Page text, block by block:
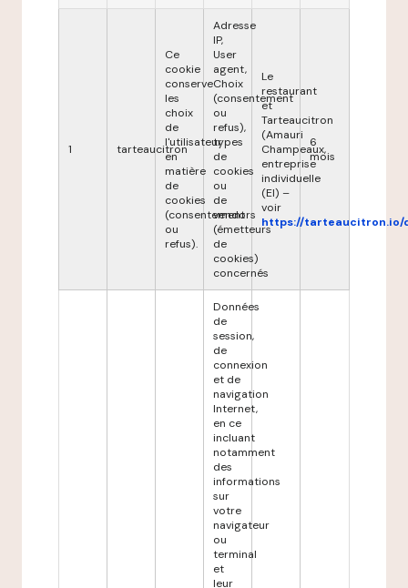
1 tarteaucitron
Ce
cookie
conserve
les
choix
de
l'utilisateur
en
matière
de
cookies
(consentement
ou
refus).
Adresse
IP,
User
agent,
Choix
(consentement
ou
refus),
types
de
cookies
ou
de
vendors
(émetteurs
de
cookies)
concernés
Le
restaurant
et
Tarteaucitron
(Amauri
Champeaux,
entreprise
individuelle
(EI) –
voir
https://tarteaucitron.io/
6
mois
Données
de
session,
de
connexion
et de
navigation
Internet,
en ce
incluant
notamment
des
informations
sur
votre
navigateur
ou
terminal
et
leur